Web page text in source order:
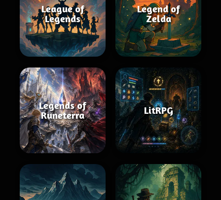
League of
Legends
Legend of
Zelda
Legends of
Runeterra
LitRPG